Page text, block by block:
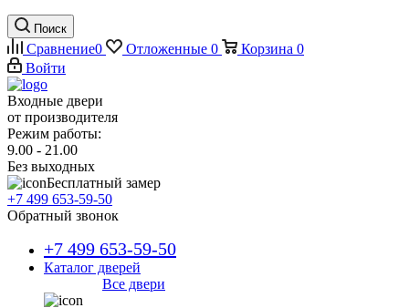
Поиск
Сравнение0 Отложенные 0 Корзина 0
Войти
Входные двери
от производителя
Режим работы:
9.00 - 21.00
Без выходных
Бесплатный замер
+7 499 653-59-50
Обратный звонок
+7 499 653-59-50
Каталог дверей
Все двери